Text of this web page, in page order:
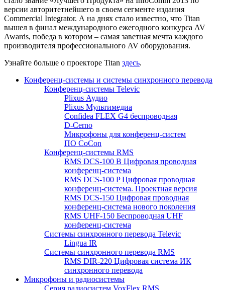
версии авторитетнейшего в своем сегменте издания
Commercial Integrator. А на днях стало известно, что Titan
вышел в финал международного ежегодного конкурса AV
Awards, победа в котором – самая заветная мечта каждого
производителя профессионального AV оборудования.
Узнайте больше о проекторе Titan здесь.
Конференц-системы и системы синхронного перевода
Конференц-системы Televic
Plixus Аудио
Plixus Мультимедиа
Confidea FLEX G4 беспроводная
D-Cerno
Микрофоны для конференц-систем
ПО CoCon
Конференц-системы RMS
RMS DCS-100 B Цифровая проводная
конференц-система
RMS DCS-100 P Цифровая проводная
конференц-система. Проектная версия
RMS DCS-150 Цифровая проводная
конференц-система нового поколения
RMS UHF-150 Беспроводная UHF
конференц-система
Системы синхронного перевода Televic
Lingua IR
Системы синхронного перевода RMS
RMS DIR-220 Цифровая система ИК
синхронного перевода
Микрофоны и радиосистемы
Серия радиосистем VoxFlex RMS